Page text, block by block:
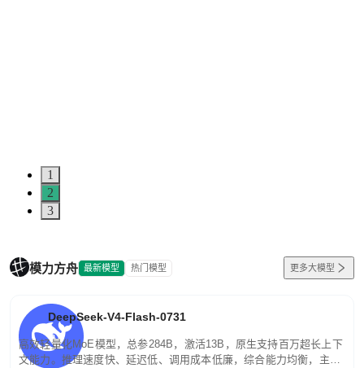
1
2
3
模力方舟 最新模型 热门模型 更多大模型
DeepSeek-V4-Flash-0731
高效轻量化MoE模型，总参284B，激活13B，原生支持百万超长上下
文能力。推理速度快、延迟低、调用成本低廉，综合能力均衡，主打